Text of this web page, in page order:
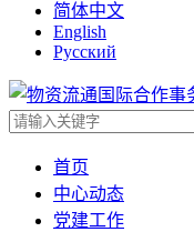
简体中文
English
Русский
首页
中心动态
党建工作